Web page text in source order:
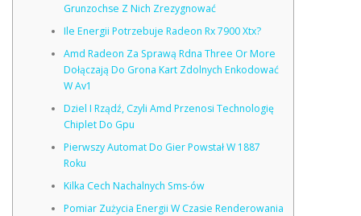
Grunzochse Z Nich Zrezygnować
Ile Energii Potrzebuje Radeon Rx 7900 Xtx?
Amd Radeon Za Sprawą Rdna Three Or More
Dołączają Do Grona Kart Zdolnych Enkodować
W Av1
Dziel I Rządź, Czyli Amd Przenosi Technologię
Chiplet Do Gpu
Pierwszy Automat Do Gier Powstał W 1887
Roku
Kilka Cech Nachalnych Sms-ów
Pomiar Zużycia Energii W Czasie Renderowania